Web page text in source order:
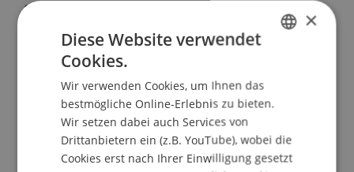
europäischer Ebene nachgezogen.
Ein Teil der neuen Regelungen konzentriert sich
auf jene Kryptowerte, die bislang nur
unzureichend reguliert waren. Die «Distributed
Ledger-Technologie» (DLT) hat aber auch das
Potenzial, die Emission und den Handel mit
Finanzinstrumenten grundlegend zu verändern:
«DLT-Finanzinstrumente» versprechen durch eine
×
Diese Website verwendet
Cookies.
Wir verwenden Cookies, um Ihnen das
bestmögliche Online-Erlebnis zu bieten.
Wir setzen dabei auch Services von
Drittanbietern ein (z.B. YouTube), wobei die
Cookies erst nach Ihrer Einwilligung gesetzt